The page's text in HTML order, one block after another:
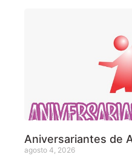
Aniversariantes de
agosto 4, 2026